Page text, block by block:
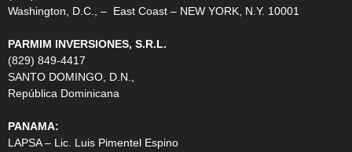
Washington, D.C., – East Coast – NEW YORK, N.Y. 10001
PARMIM INVERSIONES, S.R.L.
(829) 849-4417
SANTO DOMINGO, D.N.,
República Dominicana
PANAMA:
LAPSA – Lic. Luis Pimentel Espino